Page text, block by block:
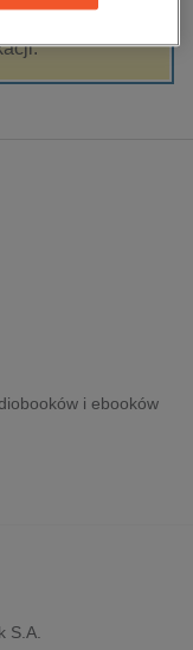
informatyka
i ebooków
S.A.